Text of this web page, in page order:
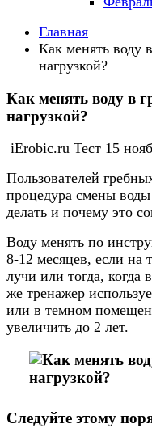
Главная
Как менять воду
нагрузкой?
Как менять воду в
нагрузкой?
iErobic.ru Тест 15
Пользователей
процедура смены
делать и почему это
Воду менять по
8-12 месяцев, если на
лучи или тогда, когда
же тренажер
или в темном
увеличить до 2 лет.
Следуйте этому